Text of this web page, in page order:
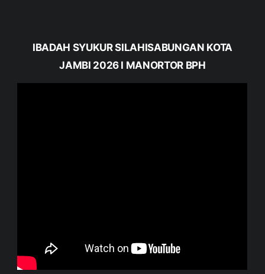
IBADAH SYUKUR SILAHISABUNGAN KOTA
JAMBI 2026 I MANORTOR BPH